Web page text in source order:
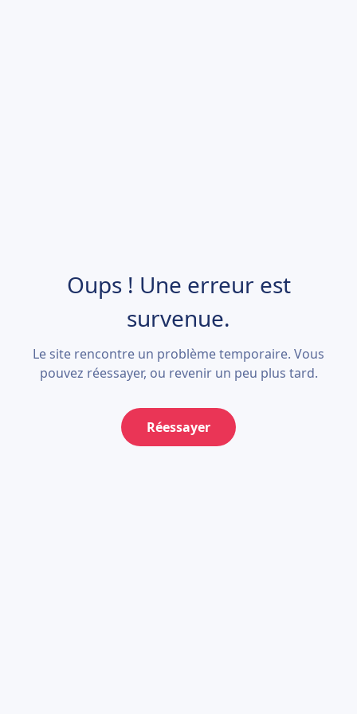
Oups ! Une erreur est
survenue.
Le site rencontre un problème temporaire. Vous
pouvez réessayer, ou revenir un peu plus tard.
Réessayer